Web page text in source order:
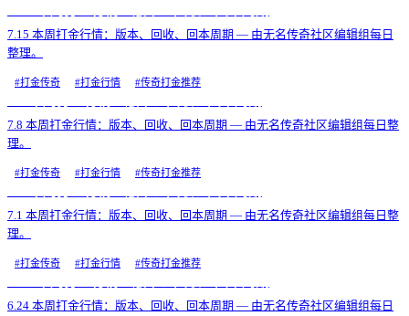
7.15 本周打金行情：版本、回收、回本周期 — 由无名传奇社区编辑组每日
整理。
#打金传奇 #打金行情 #传奇打金推荐
7.8 本周打金行情：版本、回收、回本周期 — 由无名传奇社区编辑组每日整
理。
#打金传奇 #打金行情 #传奇打金推荐
7.1 本周打金行情：版本、回收、回本周期 — 由无名传奇社区编辑组每日整
理。
#打金传奇 #打金行情 #传奇打金推荐
6.24 本周打金行情：版本、回收、回本周期 — 由无名传奇社区编辑组每日